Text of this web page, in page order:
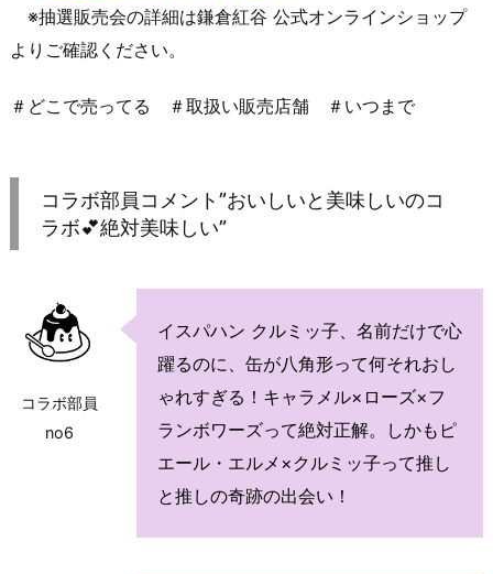
※抽選販売会の詳細は鎌倉紅谷 公式オンラインショップ
よりご確認ください。
＃どこで売ってる ＃取扱い販売店舗 ＃いつまで
コラボ部員コメント”おいしいと美味しいのコ
ラボ💕絶対美味しい”
コラボ部員
no6
イスパハン クルミッ子、名前だけで心
躍るのに、缶が八角形って何それおし
ゃれすぎる！キャラメル×ローズ×フ
ランボワーズって絶対正解。しかもピ
エール・エルメ×クルミッ子って推し
と推しの奇跡の出会い！